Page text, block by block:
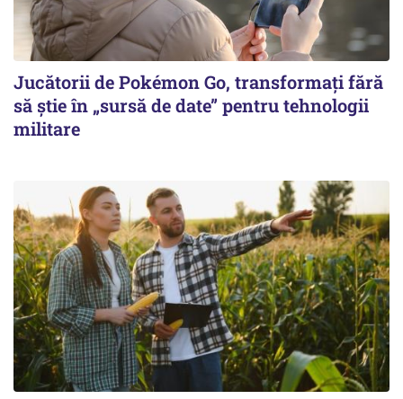
Jucătorii de Pokémon Go, transformați fără
să știe în „sursă de date” pentru tehnologii
militare